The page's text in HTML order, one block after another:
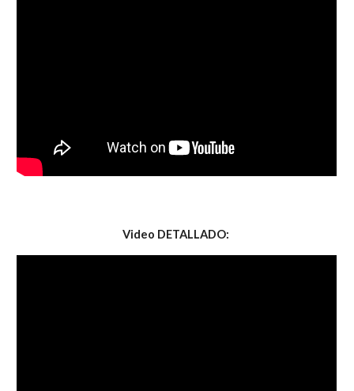
Video DETALLADO: